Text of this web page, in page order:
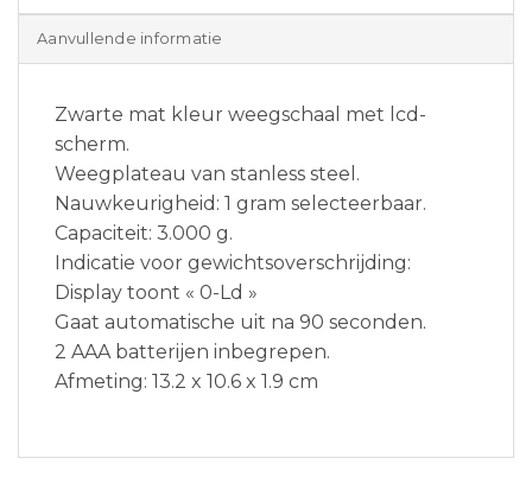
Aanvullende informatie
Zwarte mat kleur weegschaal met lcd-
scherm.
Weegplateau van stanless steel.
Nauwkeurigheid: 1 gram selecteerbaar.
Capaciteit: 3.000 g.
Indicatie voor gewichtsoverschrijding:
Display toont « 0-Ld »
Gaat automatische uit na 90 seconden.
2 AAA batterijen inbegrepen.
Afmeting: 13.2 x 10.6 x 1.9 cm